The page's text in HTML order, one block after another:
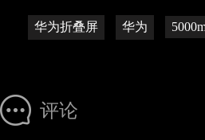
华为折叠屏 华为
评论